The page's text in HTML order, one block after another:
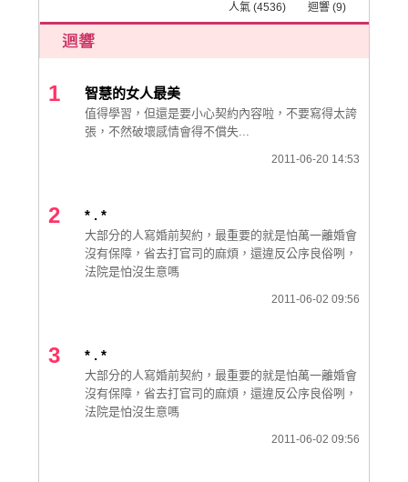
人氣 (4536) 迴響 (9)
1 智慧的女人最美
值得學習，但還是要小心契約內容啦，不要寫得太誇
張，不然破壞感情會得不償失...
2011-06-20 14:53
2 * . *
大部分的人寫婚前契約，最重要的就是怕萬一離婚會
沒有保障，省去打官司的麻煩，還違反公序良俗咧，
法院是怕沒生意嗎
2011-06-02 09:56
3 * . *
大部分的人寫婚前契約，最重要的就是怕萬一離婚會
沒有保障，省去打官司的麻煩，還違反公序良俗咧，
法院是怕沒生意嗎
2011-06-02 09:56